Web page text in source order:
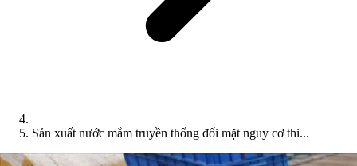
Sản xuất nước mắm truyền thống đối mặt nguy cơ thi...